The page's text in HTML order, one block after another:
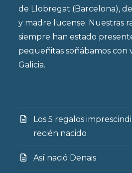
de Llobregat (Barcelona),
y madre lucense. Nuestras
siempre han estado
pequeñitas soñábamos con
Galicia.
Los 5 regalos
recién nacido
Así nació Denais